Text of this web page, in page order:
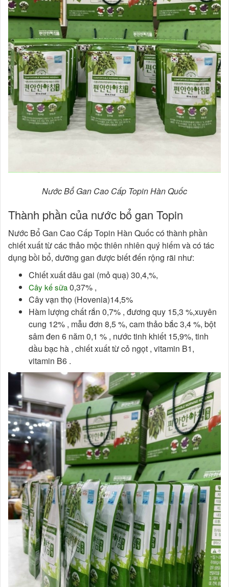
Nước Bổ Gan Cao Cấp Topin Hàn Quốc
Thành phần của nước bổ gan Topin
Nước Bổ Gan Cao Cấp Topin Hàn Quốc có thành phần
chiết xuất từ các thảo mộc thiên nhiên quý hiếm và có tác
dụng bồi bổ, dưỡng gan được biết đến rộng rãi như:
Chiết xuất dâu gai (mỏ quạ) 30,4,%,
Cây kế sữa0,37% ,
Cây vạn thọ (Hovenia)14,5%
Hàm lượng chất rắn 0,7% , đương quy 15,3 %,xuyên
cung 12% , mẫu đơn 8,5 %, cam thảo bắc 3,4 %, bột
sâm đen 6 năm 0,1 % , nước tinh khiết 15,9%, tinh
dầu bạc hà , chiết xuất từ cỏ ngọt , vitamin B1,
vitamin B6 .